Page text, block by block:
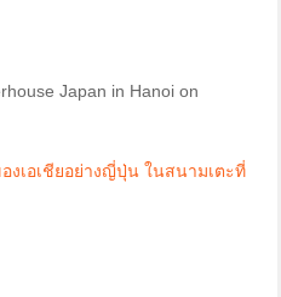
Japan in Hanoi on
งเอเชียอย่างญี่ปุ่น ในสนามเตะที่